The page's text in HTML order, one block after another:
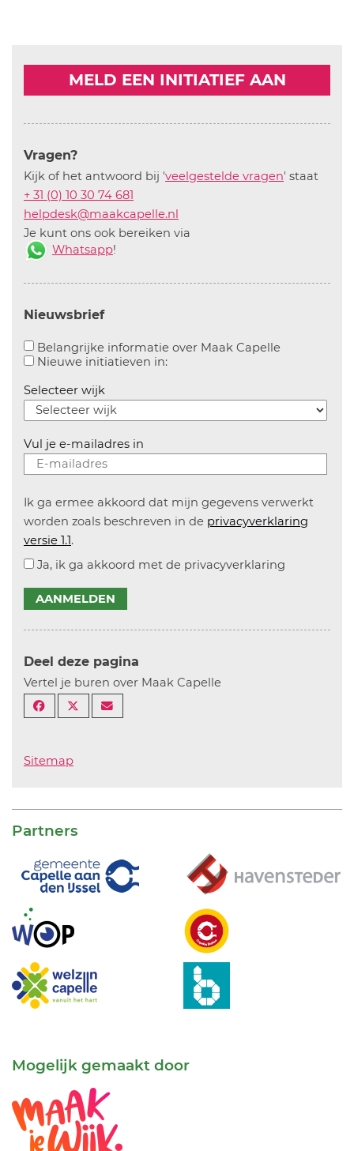
MELD EEN INITIATIEF AAN
Vragen?
Kijk of het antwoord bij 'veelgestelde vragen' staat
+ 31 (0) 10 30 74 681
helpdesk@maakcapelle.nl
Je kunt ons ook bereiken via
Whatsapp!
Nieuwsbrief
Belangrijke informatie over Maak CapelleAanvinken
Nieuwe initiatieven in:Aanvinken om informatie over
Selecteer wijk
Vul je e-mailadres in
Ik ga ermee akkoord dat mijn gegevens verwerkt
worden zoals beschreven in de privacyverklaring
versie 1.1.
Ja, ik ga akkoord met de privacyverklaring
AANMELDEN
Deel deze pagina
Vertel je buren over Maak Capelle
Sitemap
Partners
Mogelijk gemaakt door